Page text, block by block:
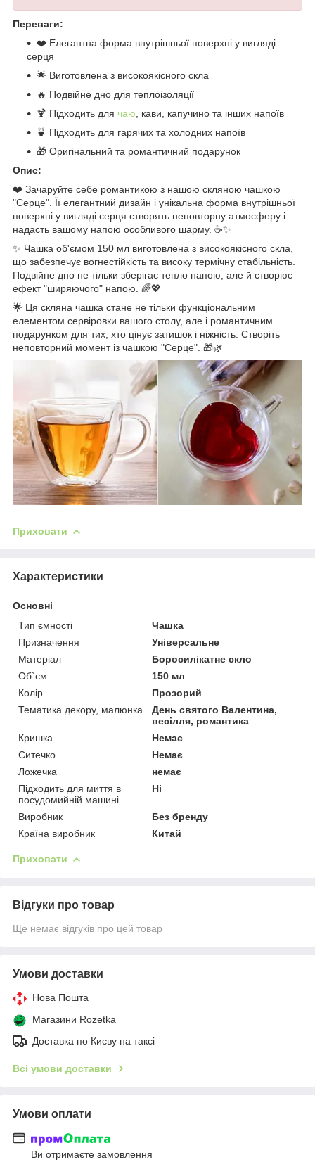
Переваги:
❤️ Елегантна форма внутрішньої поверхні у вигляді
серця
🌟 Виготовлена з високоякісного скла
🔥 Подвійне дно для теплоізоляції
🍹 Підходить для чаю, кави, капучино та інших напоїв
🍵 Підходить для гарячих та холодних напоїв
🎁 Оригінальний та романтичний подарунок
Опис:
❤️ Зачаруйте себе романтикою з нашою скляною чашкою
"Серце". Її елегантний дизайн і унікальна форма внутрішньої
поверхні у вигляді серця створять неповторну атмосферу і
надасть вашому напою особливого шарму. ☕✨
✨ Чашка об'ємом 150 мл виготовлена з високоякісного скла,
що забезпечує вогнестійкість та високу термічну стабільність.
Подвійне дно не тільки зберігає тепло напою, але й створює
ефект "ширяючого" напою. 🌈💖
🌟 Ця скляна чашка стане не тільки функціональним
елементом сервіровки вашого столу, але і романтичним
подарунком для тих, хто цінує затишок і ніжність. Створіть
неповторний момент із чашкою "Серце". 🎁🌿
Приховати
Характеристики
Основні
Тип ємності
Чашка
Призначення
Універсальне
Матеріал
Боросилікатне скло
Об`єм
150 мл
Колір
Прозорий
Тематика декору, малюнка
День святого Валентина,
весілля, романтика
Кришка
Немає
Ситечко
Немає
Ложечка
немає
Підходить для миття в
посудомийній машині
Ні
Виробник
Без бренду
Країна виробник
Китай
Приховати
Відгуки про товар
Ще немає відгуків про цей товар
Умови доставки
Нова Пошта
Магазини Rozetka
Доставка по Києву на таксі
Всі умови доставки
Умови оплати
Ви отримаєте замовлення